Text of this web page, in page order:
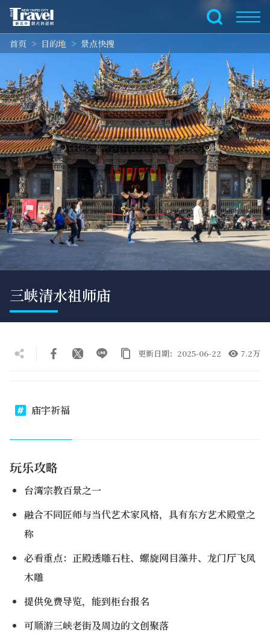
主
要
容
区
块
全文搜索
首页 目的地 景点快搜
三峡清水祖师庙
更新日期：2025-06-22 7.2万
庙宇祈福
玩乐攻略
台湾宗教百景之一
融合不同匠师与当代艺术家风格，具有东方艺术殿堂之
称
必看重点：正殿透雕石柱、螺旋网目藻井、龙门厅飞凤
木雕
提供免费导览，能到柜台报名
可顺游三峡老街及周边的文创聚落